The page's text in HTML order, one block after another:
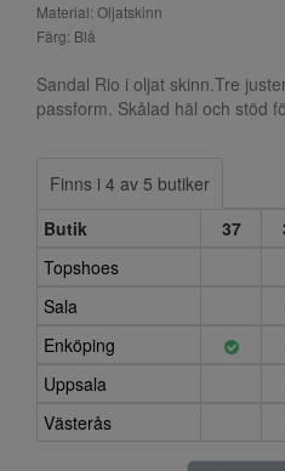
Material: Oljatskinn
Färg: Blå
Sandal Rio i oljat skinn.Tre
passform. Skålad häl och stöd
Finns i 4 av 5 butiker
Butik
37
Topshoes
Sala
Enköping
Uppsala
Västerås